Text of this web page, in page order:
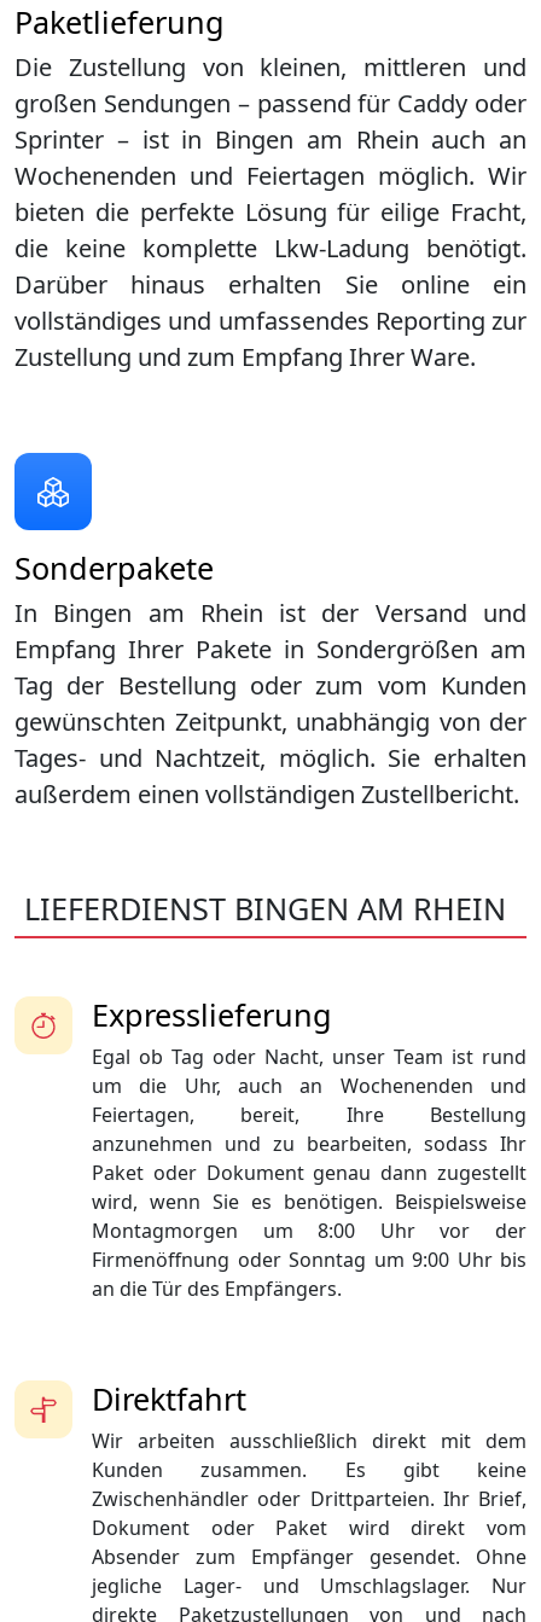
Paketlieferung
Die Zustellung von kleinen, mittleren und
großen Sendungen – passend für Caddy oder
Sprinter – ist in Bingen am Rhein auch an
Wochenenden und Feiertagen möglich. Wir
bieten die perfekte Lösung für eilige Fracht,
die keine komplette Lkw-Ladung benötigt.
Darüber hinaus erhalten Sie online ein
vollständiges und umfassendes Reporting zur
Zustellung und zum Empfang Ihrer Ware.
Sonderpakete
In Bingen am Rhein ist der Versand und
Empfang Ihrer Pakete in Sondergrößen am
Tag der Bestellung oder zum vom Kunden
gewünschten Zeitpunkt, unabhängig von der
Tages- und Nachtzeit, möglich. Sie erhalten
außerdem einen vollständigen Zustellbericht.
LIEFERDIENST BINGEN AM RHEIN
Direktfahrt
Wir arbeiten ausschließlich direkt mit dem
Kunden zusammen. Es gibt keine
Zwischenhändler oder Drittparteien. Ihr Brief,
Dokument oder Paket wird direkt vom
Absender zum Empfänger gesendet. Ohne
jegliche Lager- und Umschlagslager. Nur
direkte Paketzustellungen von und nach
Expresslieferung
Egal ob Tag oder Nacht, unser Team ist rund
um die Uhr, auch an Wochenenden und
Feiertagen, bereit, Ihre Bestellung
anzunehmen und zu bearbeiten, sodass Ihr
Paket oder Dokument genau dann zugestellt
wird, wenn Sie es benötigen. Beispielsweise
Montagmorgen um 8:00 Uhr vor der
Firmenöffnung oder Sonntag um 9:00 Uhr bis
an die Tür des Empfängers.